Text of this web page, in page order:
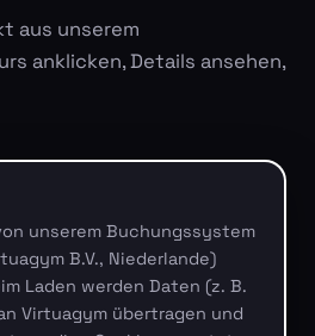
aus unserem
anklicken, Details ansehen,
unserem Buchungssystem
B.V., Niederlande)
Laden werden Daten (z. B.
Virtuagym übertragen und